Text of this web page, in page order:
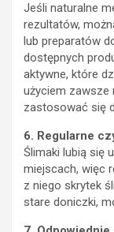
Jeśli naturalne
rezultatów,
lub preparatów
dostępnych
aktywne, które
użyciem zawsze
zastosować się
6. Regularne
Ślimaki lubią się
miejscach, więc
z niego skrytek
stare doniczki,